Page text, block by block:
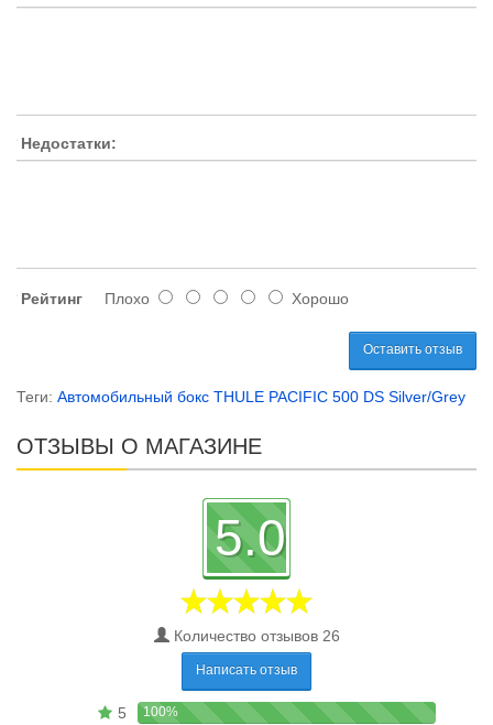
Недостатки:
Рейтинг Плохо Хорошо
Оставить отзыв
Теги: Автомобильный бокс THULE PACIFIC 500 DS Silver/Grey
ОТЗЫВЫ О МАГАЗИНЕ
5.0
Количество отзывов 26
Написать отзыв
5 100%